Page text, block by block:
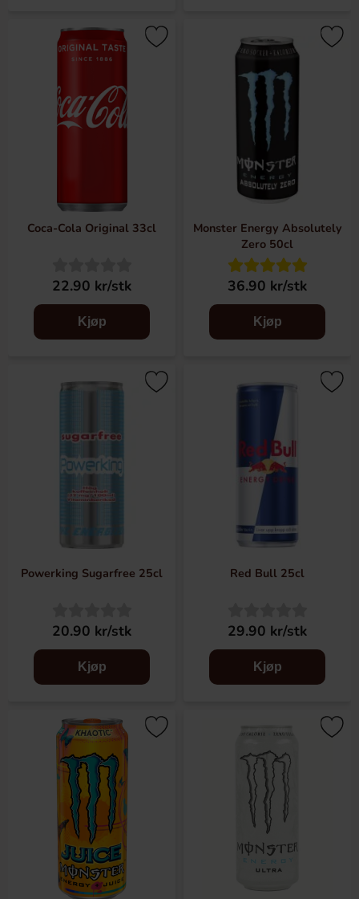
Coca-Cola Original 33cl
22.90 kr/stk
Kjøp
Monster Energy Absolutely
Zero 50cl
36.90 kr/stk
Kjøp
Powerking Sugarfree 25cl
20.90 kr/stk
Kjøp
Red Bull 25cl
29.90 kr/stk
Kjøp